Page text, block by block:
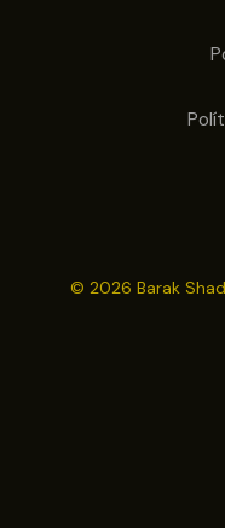
© 2026 Barak